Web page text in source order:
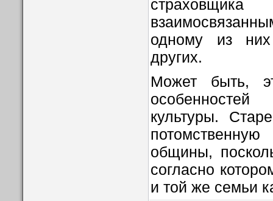
одному из них
других.
Может быть,
культуры.
общины,
согласно
и той же семьи